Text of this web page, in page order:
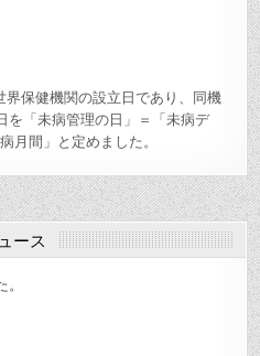
界保健機関の設立日であり、同機
を「未病管理の日」＝「未病デ
月間」と定めました。
ース